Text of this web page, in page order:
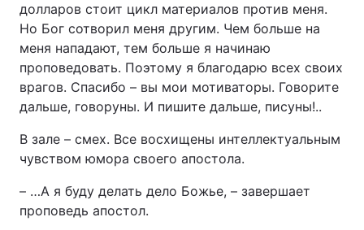
долларов стоит цикл материалов против меня.
Но Бог сотворил меня другим. Чем больше на
меня нападают, тем больше я начинаю
проповедовать. Поэтому я благодарю всех своих
врагов. Спасибо – вы мои мотиваторы. Говорите
дальше, говоруны. И пишите дальше, писуны!..
В зале – смех. Все восхищены интеллектуальным
чувством юмора своего апостола.
– …А я буду делать дело Божье, – завершает
проповедь апостол.